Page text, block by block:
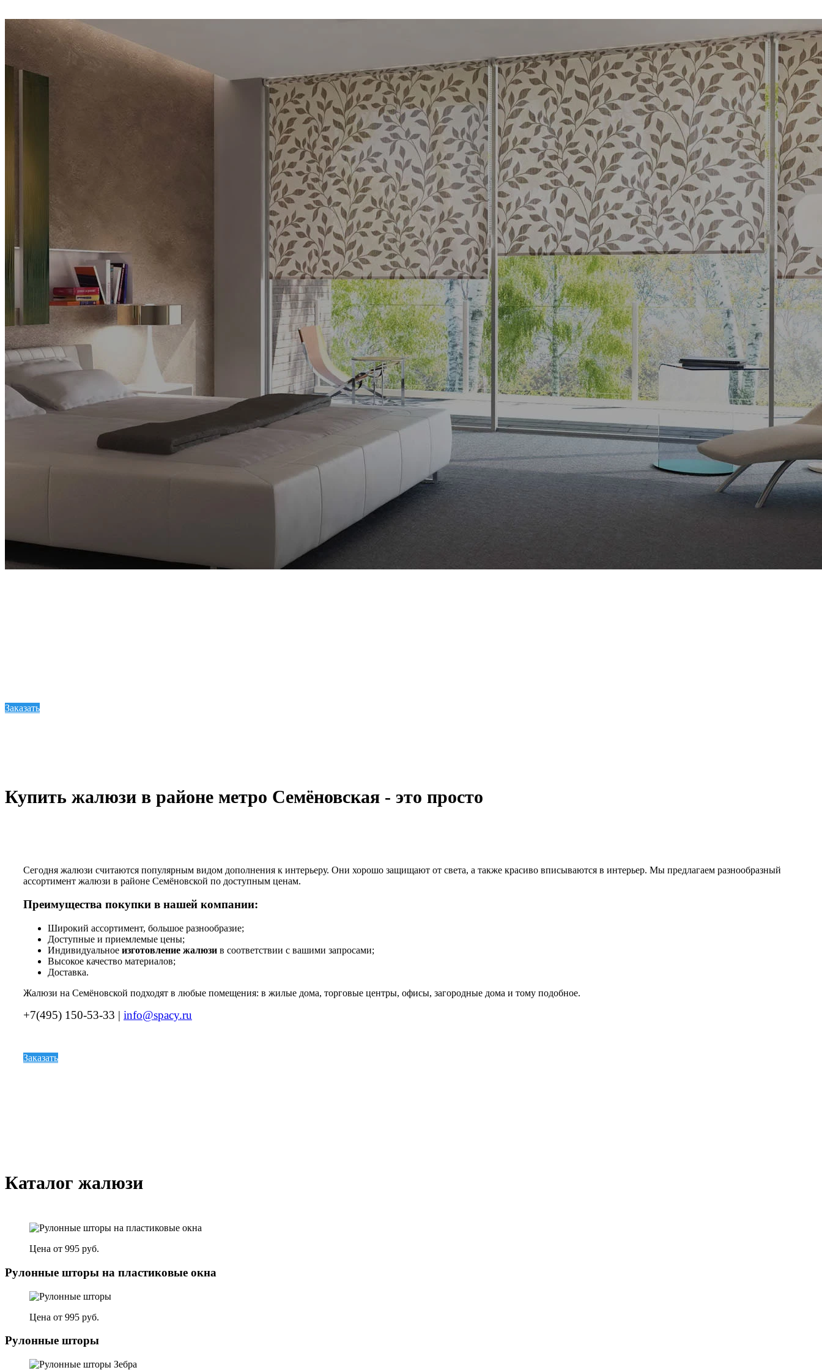
Заказать
Купить жалюзи в районе метро Семёновская - это просто
Сегодня жалюзи считаются популярным видом дополнения к интерьеру. Они хорошо защищают от света, а также красиво вписываются в интерьер. Мы предлагаем разнообразный
ассортимент жалюзи в районе Семёновской по доступным ценам.
Преимущества покупки в нашей компании:
Широкий ассортимент, большое разнообразие;
Доступные и приемлемые цены;
Индивидуальное изготовление жалюзи в соответствии с вашими запросами;
Высокое качество материалов;
Доставка.
Жалюзи на Семёновской подходят в любые помещения: в жилые дома, торговые центры, офисы, загородные дома и тому подобное.
+7(495) 150-53-33 | info@spacy.ru
Заказать
Каталог жалюзи
Цена от 995 руб.
Рулонные шторы на пластиковые окна
Цена от 995 руб.
Рулонные шторы